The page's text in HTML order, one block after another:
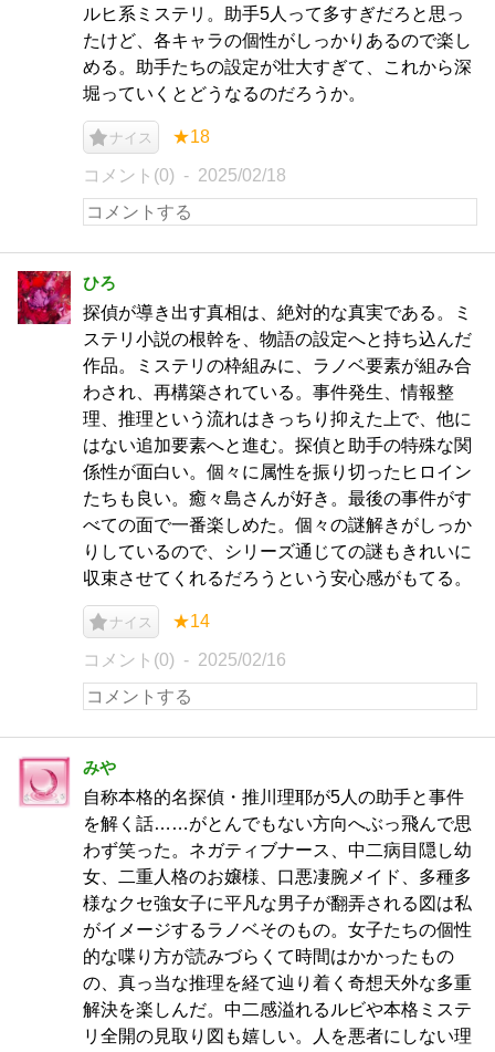
ルヒ系ミステリ。助手5人って多すぎだろと思っ
たけど、各キャラの個性がしっかりあるので楽し
める。助手たちの設定が壮大すぎて、これから深
堀っていくとどうなるのだろうか。
ナイス ★18
コメント(0) 2025/02/18
ひろ
探偵が導き出す真相は、絶対的な真実である。ミ
ステリ小説の根幹を、物語の設定へと持ち込んだ
作品。ミステリの枠組みに、ラノベ要素が組み合
わされ、再構築されている。事件発生、情報整
理、推理という流れはきっちり抑えた上で、他に
はない追加要素へと進む。探偵と助手の特殊な関
係性が面白い。個々に属性を振り切ったヒロイン
たちも良い。癒々島さんが好き。最後の事件がす
べての面で一番楽しめた。個々の謎解きがしっか
りしているので、シリーズ通じての謎もきれいに
収束させてくれるだろうという安心感がもてる。
ナイス ★14
コメント(0) 2025/02/16
みや
自称本格的名探偵・推川理耶が5人の助手と事件
を解く話……がとんでもない方向へぶっ飛んで思
わず笑った。ネガティブナース、中二病目隠し幼
女、二重人格のお嬢様、口悪凄腕メイド、多種多
様なクセ強女子に平凡な男子が翻弄される図は私
がイメージするラノベそのもの。女子たちの個性
的な喋り方が読みづらくて時間はかかったもの
の、真っ当な推理を経て辿り着く奇想天外な多重
解決を楽しんだ。中二感溢れるルビや本格ミステ
リ全開の見取り図も嬉しい。人を悪者にしない理